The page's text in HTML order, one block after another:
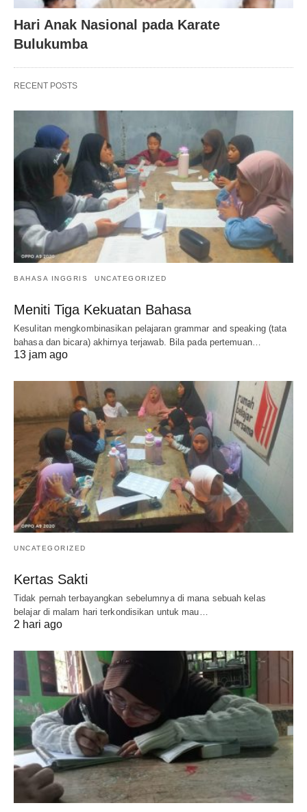
Hari Anak Nasional pada Karate
Bulukumba
RECENT POSTS
BAHASA INGGRIS UNCATEGORIZED
Meniti Tiga Kekuatan Bahasa
Kesulitan mengkombinasikan pelajaran grammar and speaking (tata
bahasa dan bicara) akhirnya terjawab. Bila pada pertemuan…
13 jam ago
UNCATEGORIZED
Kertas Sakti
Tidak pernah terbayangkan sebelumnya di mana sebuah kelas
belajar di malam hari terkondisikan untuk mau…
2 hari ago